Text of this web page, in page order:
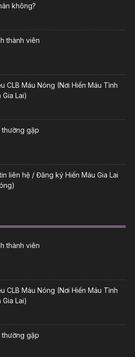
không?
thành viên
CLB Máu Nóng (Nơi Hiến Máu Tình
Lai)
thường gặp
liên hệ / Đăng ký Hiến Máu Gia Lai
thành viên
CLB Máu Nóng (Nơi Hiến Máu Tình
Lai)
thường gặp